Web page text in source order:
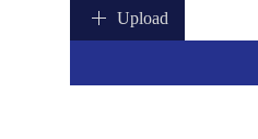
Upload